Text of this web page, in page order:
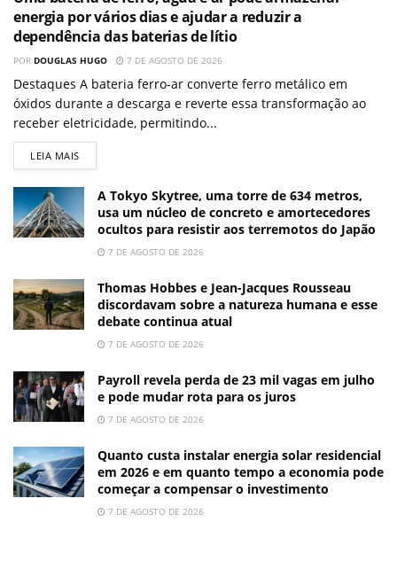
energia por vários dias e ajudar a reduzir a
dependência das baterias de lítio
POR DOUGLAS HUGO 7 DE AGOSTO DE 2026
Destaques A bateria ferro-ar converte ferro metálico em
óxidos durante a descarga e reverte essa transformação ao
receber eletricidade, permitindo...
LEIA MAIS
A Tokyo Skytree, uma torre de 634 metros,
usa um núcleo de concreto e amortecedores
ocultos para resistir aos terremotos do Japão
7 DE AGOSTO DE 2026
Thomas Hobbes e Jean-Jacques Rousseau
discordavam sobre a natureza humana e esse
debate continua atual
7 DE AGOSTO DE 2026
Payroll revela perda de 23 mil vagas em julho
e pode mudar rota para os juros
7 DE AGOSTO DE 2026
Quanto custa instalar energia solar residencial
em 2026 e em quanto tempo a economia pode
começar a compensar o investimento
7 DE AGOSTO DE 2026